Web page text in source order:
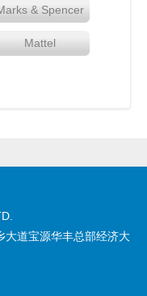
& Spencer
Mattel
大道宝源华丰总部经济大